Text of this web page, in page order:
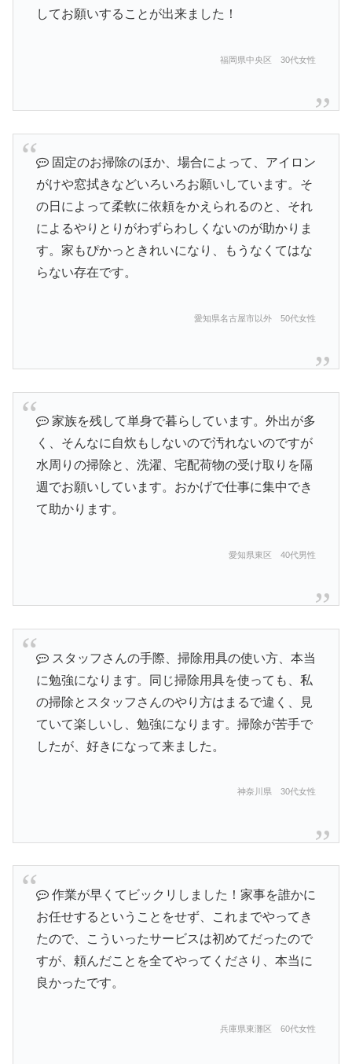
してお願いすることが出来ました！
福岡県中央区 30代女性
固定のお掃除のほか、場合によって、アイロン
がけや窓拭きなどいろいろお願いしています。そ
の日によって柔軟に依頼をかえられるのと、それ
によるやりとりがわずらわしくないのが助かりま
す。家もぴかっときれいになり、もうなくてはな
らない存在です。
愛知県名古屋市以外 50代女性
家族を残して単身で暮らしています。外出が多
く、そんなに自炊もしないので汚れないのですが
水周りの掃除と、洗濯、宅配荷物の受け取りを隔
週でお願いしています。おかげで仕事に集中でき
て助かります。
愛知県東区 40代男性
スタッフさんの手際、掃除用具の使い方、本当
に勉強になります。同じ掃除用具を使っても、私
の掃除とスタッフさんのやり方はまるで違く、見
ていて楽しいし、勉強になります。掃除が苦手で
したが、好きになって来ました。
神奈川県 30代女性
作業が早くてビックリしました！家事を誰かに
お任せするということをせず、これまでやってき
たので、こういったサービスは初めてだったので
すが、頼んだことを全てやってくださり、本当に
良かったです。
兵庫県東灘区 60代女性